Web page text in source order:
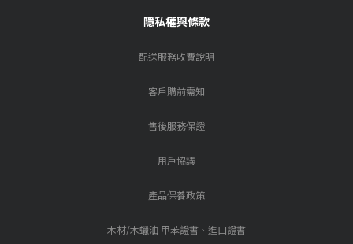
隱私權與條款
配送服務收費說明
客戶購前需知
售後服務保證
用戶協議
產品保養政策
木材/木蠟油 甲苯證書、進口證書